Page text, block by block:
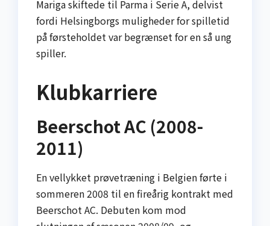
Mariga skiftede til Parma i Serie A, delvist
fordi Helsingborgs muligheder for spilletid
på førsteholdet var begrænset for en så ung
spiller.
Klubkarriere
Beerschot AC (2008-
2011)
En vellykket prøvetræning i Belgien førte i
sommeren 2008 til en fireårig kontrakt med
Beerschot AC. Debuten kom mod